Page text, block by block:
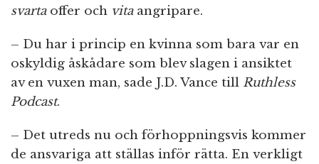
svartaoffer och vitaangripare.
– Du har i princip en kvinna som bara var en
oskyldig åskådare som blev slagen i ansiktet
av en vuxen man, sade J.D. Vance till Ruthless
Podcast.
– Det utreds nu och förhoppningsvis kommer
de ansvariga att ställas inför rätta. En verkligt